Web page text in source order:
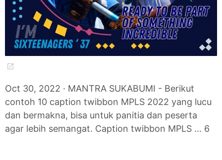
Oct 30, 2022 · MANTRA SUKABUMI - Berikut
contoh 10 caption twibbon MPLS 2022 yang lucu
dan bermakna, bisa untuk panitia dan peserta
agar lebih semangat. Caption twibbon MPLS … 6